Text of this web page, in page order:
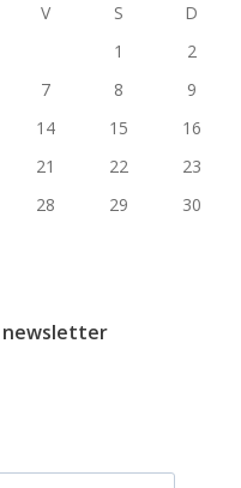
V S
D
1
2
7 8
9
14 15
16
21 22
23
28 29
30
newsletter